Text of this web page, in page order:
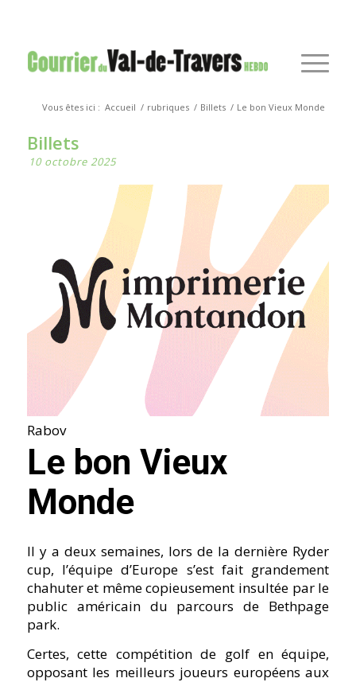
Vous êtes ici : Accueil / rubriques / Billets / Le bon Vieux Monde
Billets
10 octobre 2025
Rabov
Le bon Vieux
Monde
Il y a deux semaines, lors de la dernière Ryder
cup, l’équipe d’Europe s’est fait grandement
chahuter et même copieusement insultée par le
public américain du parcours de Bethpage
park.
Certes, cette compétition de golf en équipe,
opposant les meilleurs joueurs européens aux